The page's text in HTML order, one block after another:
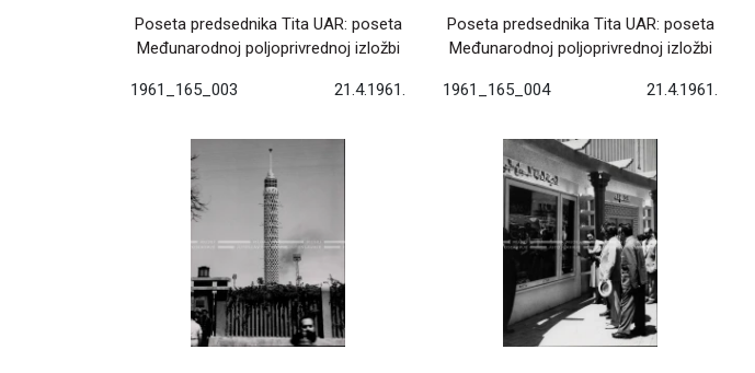
Poseta predsednika Tita UAR: poseta
Međunarodnoj poljoprivrednoj izložbi
1961_165_003 21.4.1961.
Poseta predsednika Tita UAR: poseta
Međunarodnoj poljoprivrednoj izložbi
1961_165_004 21.4.1961.